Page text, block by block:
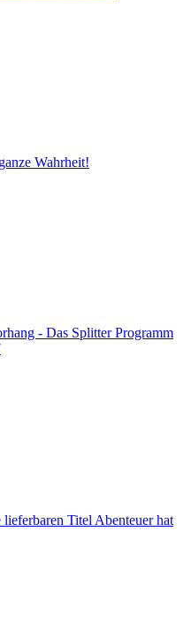
Wahrheit!
- Das Splitter Programm
Titel Abenteuer hat